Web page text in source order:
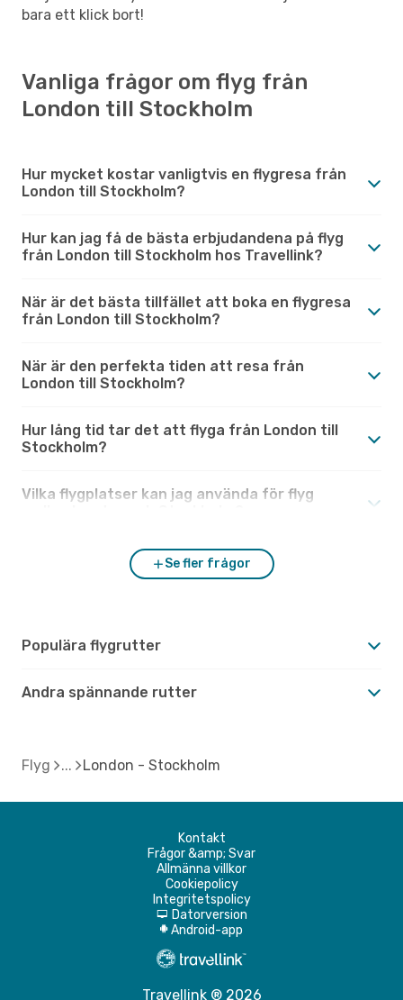
bara ett klick bort!
Vanliga frågor om flyg från
London till Stockholm
Hur mycket kostar vanligtvis en flygresa från
London till Stockholm?
Hur kan jag få de bästa erbjudandena på flyg
från London till Stockholm hos Travellink?
När är det bästa tillfället att boka en flygresa
från London till Stockholm?
När är den perfekta tiden att resa från
London till Stockholm?
Hur lång tid tar det att flyga från London till
Stockholm?
Vilka flygplatser kan jag använda för flyg
Se fler frågor
Populära flygrutter
Andra spännande rutter
Flyg London - Stockholm
Kontakt
Frågor &amp; Svar
Allmänna villkor
Cookiepolicy
Integritetspolicy
d Datorversion
A Android-app
Travellink ® 2026